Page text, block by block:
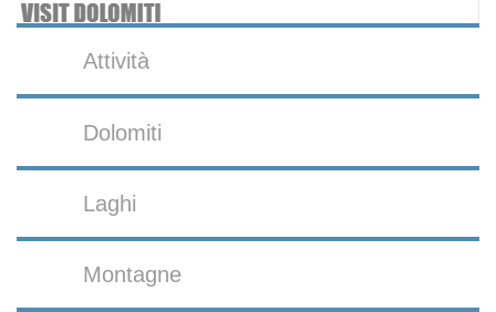
Attività
Dolomiti
Laghi
Montagne